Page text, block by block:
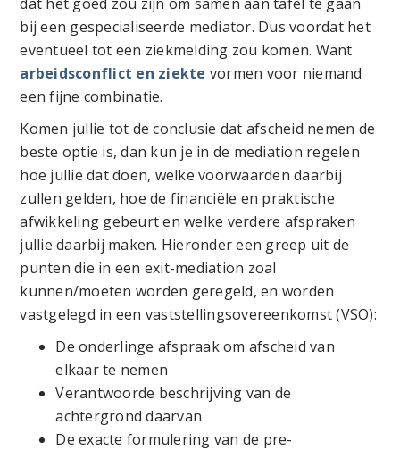
bij een gespecialiseerde mediator. Dus voordat het
eventueel tot een ziekmelding zou komen. Want
arbeidsconflict en ziekte vormen voor niemand
een fijne combinatie.
Komen jullie tot de conclusie dat afscheid nemen de
beste optie is, dan kun je in de mediation regelen
hoe jullie dat doen, welke voorwaarden daarbij
zullen gelden, hoe de financiële en praktische
afwikkeling gebeurt en welke verdere afspraken
jullie daarbij maken. Hieronder een greep uit de
punten die in een exit-mediation zoal
kunnen/moeten worden geregeld, en worden
vastgelegd in een vaststellingsovereenkomst (VSO):
De onderlinge afspraak om afscheid van
elkaar te nemen
Verantwoorde beschrijving van de
achtergrond daarvan
De exacte formulering van de pre-